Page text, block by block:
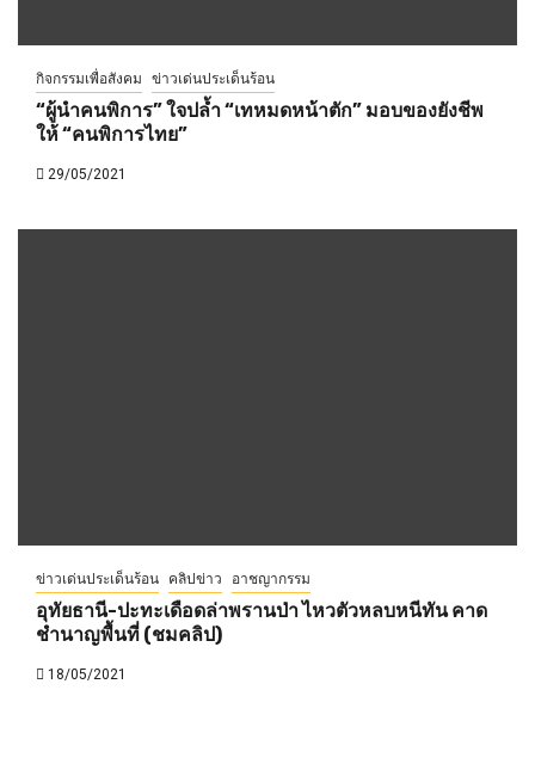
กิจกรรมเพื่อสังคม ข่าวเด่นประเด็นร้อน
“ผู้นำคนพิการ” ใจปล้ำ “เทหมดหน้าตัก” มอบของยังชีพ
ให้ “คนพิการไทย”
29/05/2021
ข่าวเด่นประเด็นร้อน คลิปข่าว อาชญากรรม
อุทัยธานี-ปะทะเดือดล่าพรานป่า ไหวตัวหลบหนีทัน คาด
ชำนาญพื้นที่ (ชมคลิป)
18/05/2021